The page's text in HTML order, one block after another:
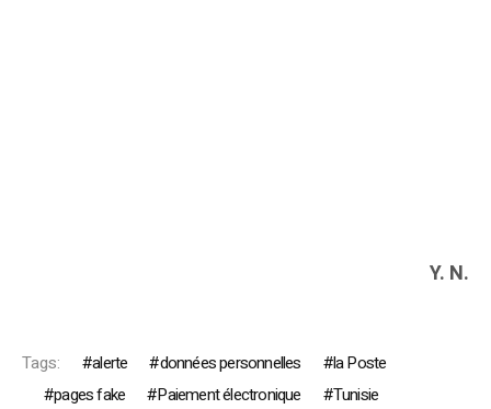
Y. N.
Tags: alerte données personnelles
la Poste
pages fake
Paiement électronique Tunisie